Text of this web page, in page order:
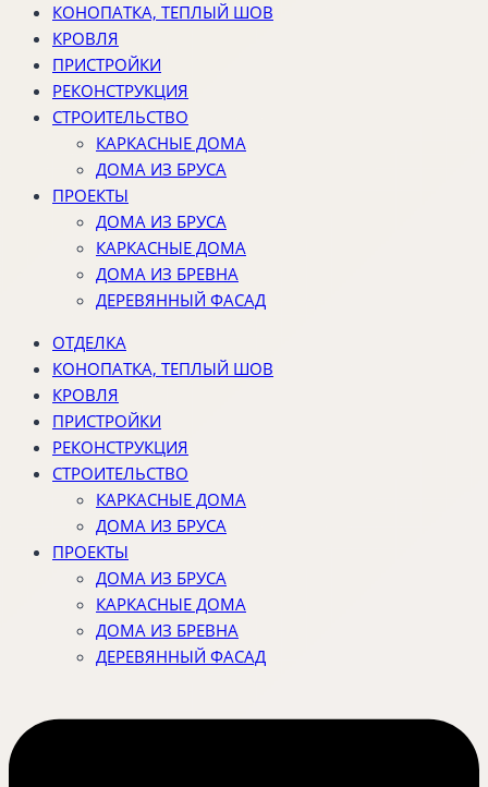
КОНОПАТКА, ТЕПЛЫЙ ШОВ
КРОВЛЯ
ПРИСТРОЙКИ
РЕКОНСТРУКЦИЯ
СТРОИТЕЛЬСТВО
КАРКАСНЫЕ ДОМА
ДОМА ИЗ БРУСА
ПРОЕКТЫ
ДОМА ИЗ БРУСА
КАРКАСНЫЕ ДОМА
ДОМА ИЗ БРЕВНА
ДЕРЕВЯННЫЙ ФАСАД
ОТДЕЛКА
КОНОПАТКА, ТЕПЛЫЙ ШОВ
КРОВЛЯ
ПРИСТРОЙКИ
РЕКОНСТРУКЦИЯ
СТРОИТЕЛЬСТВО
КАРКАСНЫЕ ДОМА
ДОМА ИЗ БРУСА
ПРОЕКТЫ
ДОМА ИЗ БРУСА
КАРКАСНЫЕ ДОМА
ДОМА ИЗ БРЕВНА
ДЕРЕВЯННЫЙ ФАСАД